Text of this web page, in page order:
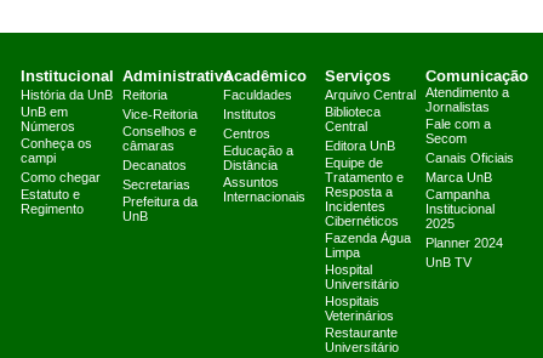
Institucional
História da UnB
UnB em
Números
Conheça os
campi
Como chegar
Estatuto e
Regimento
Administrativo
Reitoria
Vice-Reitoria
Conselhos e
câmaras
Decanatos
Secretarias
Prefeitura da
UnB
Acadêmico
Faculdades
Institutos
Centros
Educação a
Distância
Assuntos
Internacionais
Serviços
Arquivo Central
Biblioteca
Central
Editora UnB
Equipe de
Tratamento e
Resposta a
Incidentes
Cibernéticos
Fazenda Água
Limpa
Hospital
Universitário
Hospitais
Veterinários
Restaurante
Universitário
Comunicação
Atendimento a
Jornalistas
Fale com a
Secom
Canais Oficiais
Marca UnB
Campanha
Institucional
2025
Planner 2024
UnB TV